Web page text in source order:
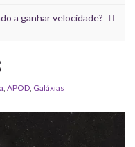
a ganhar velocidade?
, APOD, Galáxias